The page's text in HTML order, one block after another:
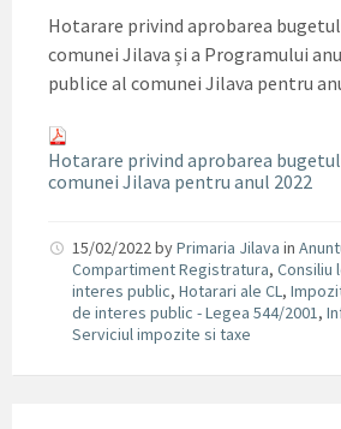
Hotarare privind aprobarea
comunei Jilava și a Programului
publice al comunei Jilava pentru
Hotarare privind aprobarea
comunei Jilava pentru anul 2022
15/02/2022byPrimaria Jilava in
Compartiment Registratura, Consiliu
interes public, Hotarari ale CL,
de interes public - Legea 544/2001,
Serviciul impozite si taxe